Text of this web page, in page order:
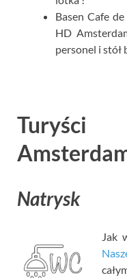
Basen Cafe
HD
personel i stół
Turyści
Natrysk
Jak